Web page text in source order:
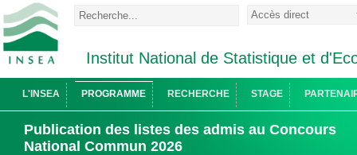
Institut National de Statistique et
L'INSEA PROGRAMME RECHERCHE STAGE
Publication des listes des admis au Concours
National Commun 2026